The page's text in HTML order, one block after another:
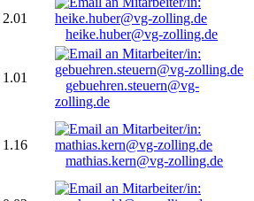
2.01
heike.huber@vg-zolling.de
1.01
gebuehren.steuern@vg-
zolling.de
1.16
mathias.kern@vg-zolling.de